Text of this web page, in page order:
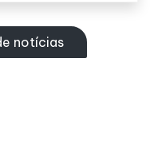
notícias